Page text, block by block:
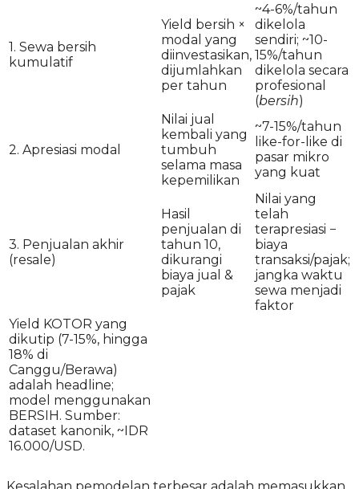
1. Sewa bersih
kumulatif
Yield bersih ×
modal yang
diinvestasikan,
dijumlahkan
per tahun
~4-6%/tahun
dikelola
sendiri; ~10-
15%/tahun
dikelola secara
profesional
(bersih)
2. Apresiasi modal
Nilai jual
kembali yang
tumbuh
selama masa
kepemilikan
~7-15%/tahun
like-for-like di
pasar mikro
yang kuat
3. Penjualan akhir
(resale)
Hasil
penjualan di
tahun 10,
dikurangi
biaya jual &
pajak
Nilai yang
telah
terapresiasi −
biaya
transaksi/pajak;
jangka waktu
sewa menjadi
faktor
Yield KOTOR yang
dikutip (7-15%, hingga
18% di
Canggu/Berawa)
adalah headline;
model menggunakan
BERSIH. Sumber:
dataset kanonik, ~IDR
16.000/USD.